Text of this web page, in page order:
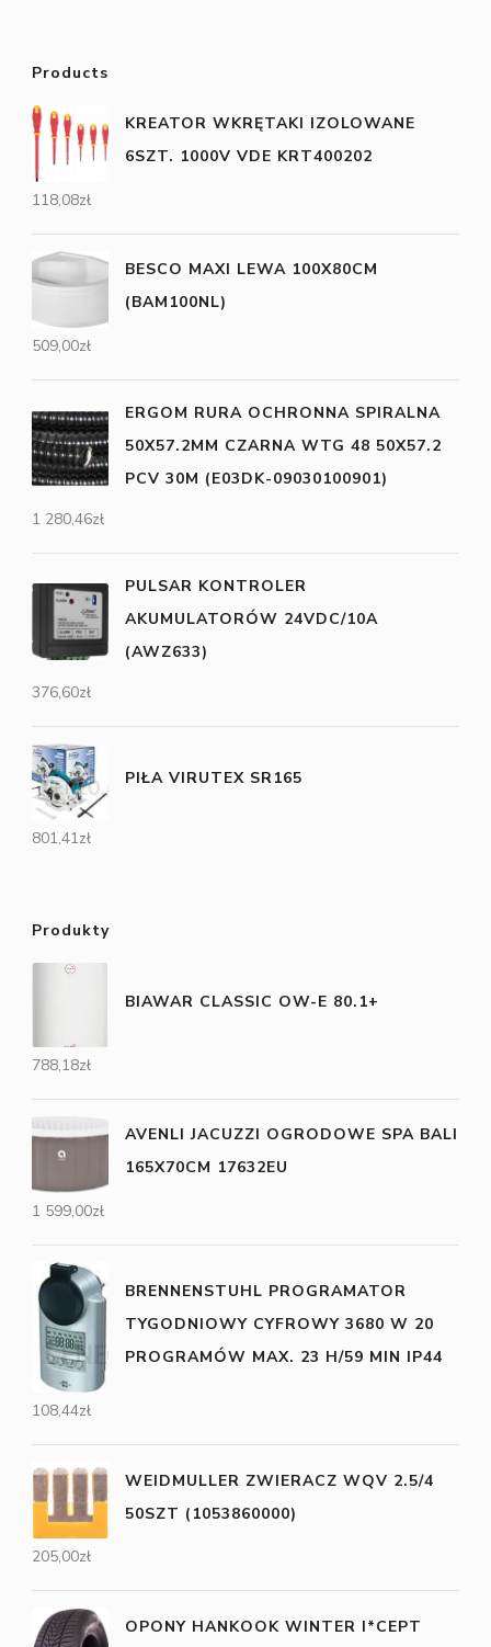
Products
KREATOR WKRĘTAKI IZOLOWANE
6SZT. 1000V VDE KRT400202
118,08zł
BESCO MAXI LEWA 100X80CM
(BAM100NL)
509,00zł
ERGOM RURA OCHRONNA SPIRALNA
50X57.2MM CZARNA WTG 48 50X57.2
PCV 30M (E03DK-09030100901)
1 280,46zł
PULSAR KONTROLER
AKUMULATORÓW 24VDC/10A
(AWZ633)
376,60zł
PIŁA VIRUTEX SR165
801,41zł
Produkty
BIAWAR CLASSIC OW-E 80.1+
788,18zł
AVENLI JACUZZI OGRODOWE SPA BALI
165X70CM 17632EU
1 599,00zł
BRENNENSTUHL PROGRAMATOR
TYGODNIOWY CYFROWY 3680 W 20
PROGRAMÓW MAX. 23 H/59 MIN IP44
108,44zł
WEIDMULLER ZWIERACZ WQV 2.5/4
50SZT (1053860000)
205,00zł
OPONY HANKOOK WINTER I*CEPT